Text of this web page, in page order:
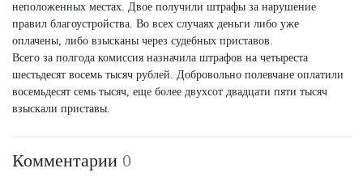
неположенных местах. Двое получили штрафы за нарушение
правил благоустройства. Во всех случаях деньги либо уже
оплачены, либо взысканы через судебных приставов.
Всего за полгода комиссия назначила штрафов на четыреста
шестьдесят восемь тысяч рублей. Добровольно полевчане оплатили
восемьдесят семь тысяч, еще более двухсот двадцати пяти тысяч
взыскали приставы.
Комментарии 0